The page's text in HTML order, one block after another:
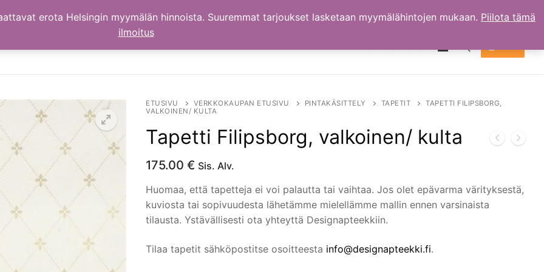
Hae:
ETUSIVU VERKKOKAUPAN ETUSIVU PINTAKÄSITTELY TAPETIT
TAPETTI FILIPSBORG,
VALKOINEN/ KULTA
Tapetti Filipsborg, valkoinen/ kulta
175.00 € Sis. Alv.
Huomaa, että tapetteja ei voi palautta tai vaihtaa. Jos olet epävarma värityksestä,
kuviosta tai sopivuudesta lähetämme mielellämme mallin ennen varsinaista
tilausta. Ystävällisesti ota yhteyttä Designapteekkiin.
Tilaa tapetit sähköpostitse osoitteesta info@designapteekki.fi.
erota Helsingin myymälän hinnoista. Suuremmat tarjoukset lasketaan myymälähintojen mukaan. Piilota tämä
ilmoitus